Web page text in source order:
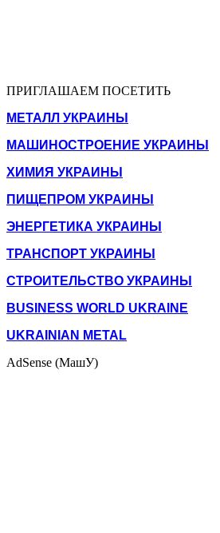
ПРИГЛАШАЕМ ПОСЕТИТЬ
МЕТАЛЛ УКРАИНЫ
МАШИНОСТРОЕНИЕ УКРАИНЫ
ХИМИЯ УКРАИНЫ
ПИЩЕПРОМ УКРАИНЫ
ЭНЕРГЕТИКА УКРАИНЫ
ТРАНСПОРТ УКРАИНЫ
СТРОИТЕЛЬСТВО УКРАИНЫ
BUSINESS WORLD UKRAINE
UKRAINIAN METAL
AdSense (МашУ)